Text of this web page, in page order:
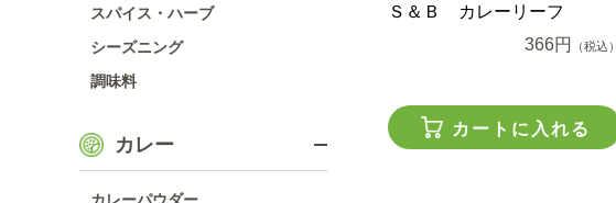
スパイス・ハーブ
シーズニング
調味料
カレー
Ｓ＆Ｂ カレーリーフ
366円
（税込）
カートに入れる